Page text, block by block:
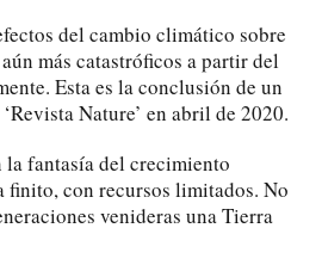
del cambio climático sobre
más catastróficos a partir del
Esta es la conclusión de un
Nature’ en abril de 2020.
fantasía del crecimiento
finito, con recursos limitados. No
venideras una Tierra